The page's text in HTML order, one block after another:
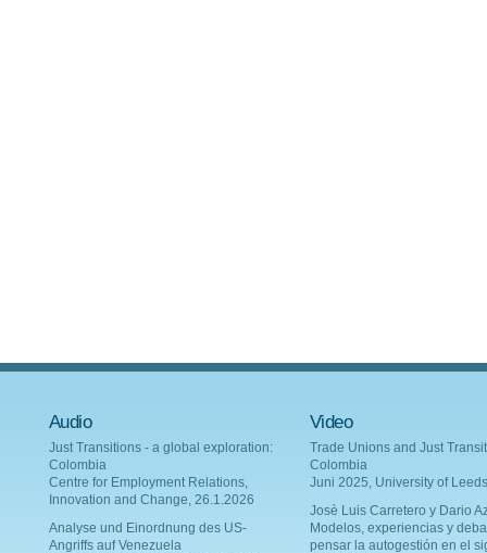
Audio
Just Transitions - a global exploration:
Colombia
Centre for Employment Relations,
Innovation and Change, 26.1.2026
Analyse und Einordnung des US-
Angriffs auf Venezuela
Video
Trade Unions and Just
Colombia
Juni 2025, University of Leeds
Josè Luis Carretero y Dario
Modelos, experiencias y
pensar la autogestión en el